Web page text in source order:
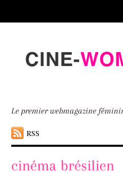
down
Le premier webmagazine
RSS
cinéma brésilien